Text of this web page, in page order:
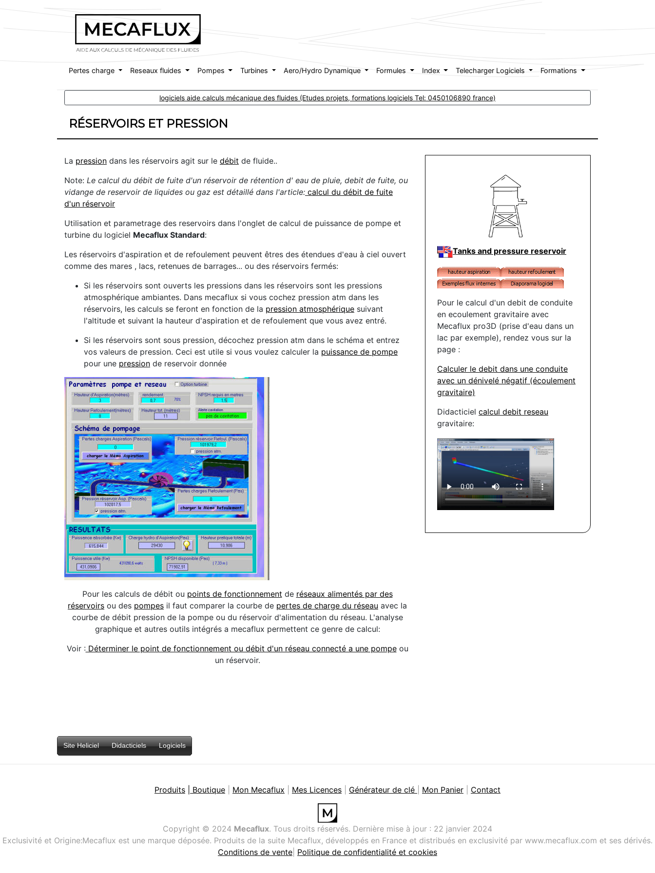
Pertes charge Reseaux fluides Pompes Turbines Aero/Hydro Dynamique Formules Index Telecharger Logiciels Formations
logiciels aide calculs mécanique des fluides (Etudes projets, formations logiciels Tel: 0450106890 france)
RÉSERVOIRS ET PRESSION
La pression dans les réservoirs agit sur le débit de fluide..
Note: Le calcul du débit de fuite d'un réservoir de rétention d' eau de pluie, debit de fuite, ou
vidange de reservoir de liquides ou gaz est détaillé dans l'article: calcul du débit de fuite
d'un réservoir
Utilisation et parametrage des reservoirs dans l'onglet de calcul de puissance de pompe et
turbine du logiciel Mecaflux Standard:
Les réservoirs d'aspiration et de refoulement peuvent êtres des étendues d'eau à ciel ouvert
comme des mares , lacs, retenues de barrages... ou des réservoirs fermés:
Si les réservoirs sont ouverts les pressions dans les réservoirs sont les pressions
atmosphérique ambiantes. Dans mecaflux si vous cochez pression atm dans les
réservoirs, les calculs se feront en fonction de la pression atmosphérique suivant
l'altitude et suivant la hauteur d'aspiration et de refoulement que vous avez entré.
Si les réservoirs sont sous pression, décochez pression atm dans le schéma et entrez
vos valeurs de pression. Ceci est utile si vous voulez calculer la puissance de pompe
pour une pression de reservoir donnée
Pour les calculs de débit ou points de fonctionnement de réseaux alimentés par des
réservoirs ou des pompes il faut comparer la courbe de pertes de charge du réseau avec la
courbe de débit pression de la pompe ou du réservoir d'alimentation du réseau. L'analyse
graphique et autres outils intégrés a mecaflux permettent ce genre de calcul:
Voir :Déterminer le point de fonctionnement ou débit d'un réseau connecté a une pompeou
un réservoir.
Tanks and pressure reservoir
Pour le calcul d'un debit de conduite
en ecoulement gravitaire avec
Mecaflux pro3D (prise d'eau dans un
lac par exemple), rendez vous sur la
page :
Calculer le debit dans une conduite
avec un dénivelé négatif (écoulement
gravitaire)
Didacticiel calcul debit reseau
gravitaire:
Site Heliciel Didacticiels Logiciels
Produits | Boutique Mon Mecaflux Mes Licences Générateur de clé Mon Panier Contact
Copyright © 2024 Mecaflux. Tous droits réservés. Dernière mise à jour : 22 janvier 2024
Exclusivité et Origine:Mecaflux est une marque déposée. Produits de la suite Mecaflux, développés en France et distribués en exclusivité par www.mecaflux.com et ses dérivés.
Conditions de vente Politique de confidentialité et cookies